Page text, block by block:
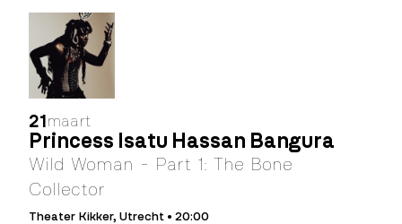
21 maart
Princess Isatu Hassan Bangura
Wild Woman - Part 1: The Bone
Collector
Theater Kikker, Utrecht • 20:00